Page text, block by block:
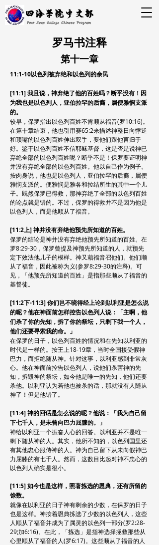
四海学院中文部
Four Seas College Chinese Program
罗马书注释
第十一章
11:1-10以色列被弃绝和以色列的余民
[11:1] 我且说，神弃绝了他的百姓吗？断乎没有！因
为我也是以色列人，亚伯拉罕的后裔，属便雅悯支派
的。
较早，保罗指出以色列百姓不肯顺从福音(罗10:16)。
在第十章结束，他也引用赛65:2来描述神整日向悖逆
和顶嘴的以色列百姓伸出双手，要他们跟他言归于
好。鉴于以色列百姓不信耶稣基督，这是否是说神已
弃绝全部的以色列百姓呢？断乎不是！保罗要证明神
并没有弃绝全部的以色列百姓。他以自己作为例子。
按肉身说，他也是以色列人，亚伯拉罕的后裔，属便
雅悯支派的。便雅悯是雅各和拉结所生的其中一个儿
子。既然保罗已得救，那神弃绝了全部的以色列百姓
的论点就是错的。不过，保罗的得救并不是因为他是
以色列人，而是他顺从了福音。
[11:2上] 神并没有弃绝他预先所知道的百姓。
保罗的结论是神并没有弃绝他预先所知道的百姓。在
罗8:29-30，保罗曾提及神预先所知道的人，就预先
定下效法他儿子的模样。神又藉福音召他们。他们顺
从了福音，因此被称为义(参罗8:29-30的注释)。可
见，「他预先所知道的百姓」是指那些顺从了福音的
基督徒。
[11:2下-11:3] 你们岂不晓得经上论到以利亚是怎么说
的呢？他在神面前怎样控告以色列人说：「主啊，他
们杀了你的先知，拆了你的祭坛，只剩下我一个人，
他们还要寻索我的命。」
在保罗的日子，以色列百姓的情况和在先知以利亚的
时代是一样的。按王上18-19章，当时全国接受假神
巴力，而拒绝随从神。针对这事，以利亚感到非常灰
心。他在神面前控告以色列人，说他们杀害神的先
知，拆毁神的祭坛，如今他是唯一的先知，他们还要
杀他。以利亚认为若他也被杀的话，那就没有人随从
神了！但是他错了。
[11:4] 神的回话是怎么说的呢？他说：「我为自己留
下七千人，是未曾向巴力屈膝的。」
神给以利亚一个振奋人心的回答。以利亚并不是唯一
剩下随从神的人。其实，他所不知的，以色列国里还
有其他忠心服侍神的人。神为自己留下从未向假神巴
力屈膝的有七千人。然而，这数目比起对神不忠心的
以色列人确实是很小。
[11:5] 如今也是这样，照著拣选的恩典，还有所留的
馀数。
就像在以利亚的日子神有剩余的少数，在保罗的日子
也是这样。神按着恩典拣选了少数的以色列人，这些
人顺从了福音并成为了属灵的以色列一部分(罗2:28-
29;加6:16)。在此，「拣选」是指神选择拯救那些从
心里顺从了福音的人(罗6:17)。这些顺从了福音的人